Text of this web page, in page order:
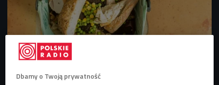
Sieci handlowe będą musiały przekazywać niewykorzystaną żywność pod
Dbamy o Twoją prywatność